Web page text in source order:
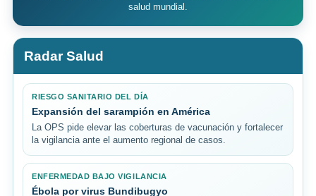
salud mundial.
Radar Salud
RIESGO SANITARIO DEL DÍA
Expansión del sarampión en América
La OPS pide elevar las coberturas de vacunación y fortalecer
la vigilancia ante el aumento regional de casos.
ENFERMEDAD BAJO VIGILANCIA
Ébola por virus Bundibugyo